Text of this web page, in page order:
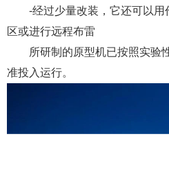
-经过少量改装，它还可以
区或进行远程布雷
所研制的原型机已按照实验
准投入运行。